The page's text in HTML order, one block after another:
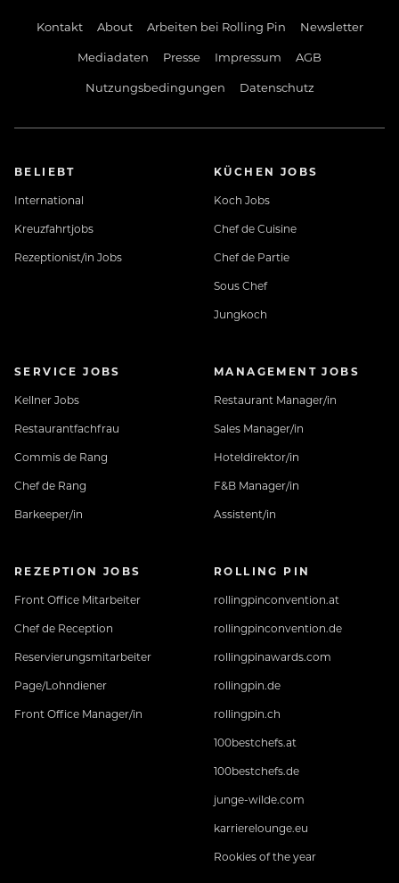
Kontakt About Arbeiten bei Rolling Pin
Newsletter
Mediadaten
Presse Impressum
AGB
Nutzungsbedingungen
Datenschutz
BELIEBT
International
Kreuzfahrtjobs
Rezeptionist/in Jobs
KÜCHEN JOBS
Koch Jobs
Chef de Cuisine
Chef de Partie
Sous Chef
Jungkoch
SERVICE JOBS
Kellner Jobs
Restaurantfachfrau
Commis de Rang
Chef de Rang
Barkeeper/in
MANAGEMENT JOBS
Restaurant Manager/in
Sales Manager/in
Hoteldirektor/in
F&B Manager/in
Assistent/in
REZEPTION JOBS
Front Office Mitarbeiter
Chef de Reception
Reservierungsmitarbeiter
Page/Lohndiener
Front Office Manager/in
ROLLING PIN
rollingpinconvention.at
rollingpinconvention.de
rollingpinawards.com
rollingpin.de
rollingpin.ch
100bestchefs.at
100bestchefs.de
junge-wilde.com
karrierelounge.eu
Rookies of the year